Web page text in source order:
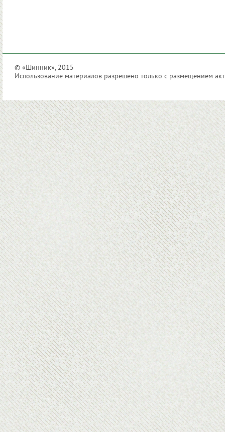
© «Шинник», 2015
Использование материалов разрешено только с размещением